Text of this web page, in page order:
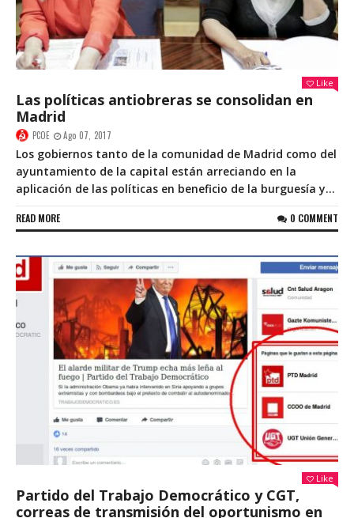
Like
Las políticas antiobreras se consolidan en
Madrid
PCOE Ago 07, 2017
Los gobiernos tanto de la comunidad de Madrid como del
ayuntamiento de la capital están arreciando en la
aplicación de las políticas en beneficio de la burguesía y...
READ MORE 0 COMMENT
Like
Partido del Trabajo Democrático y CGT,
correas de transmisión del oportunismo en